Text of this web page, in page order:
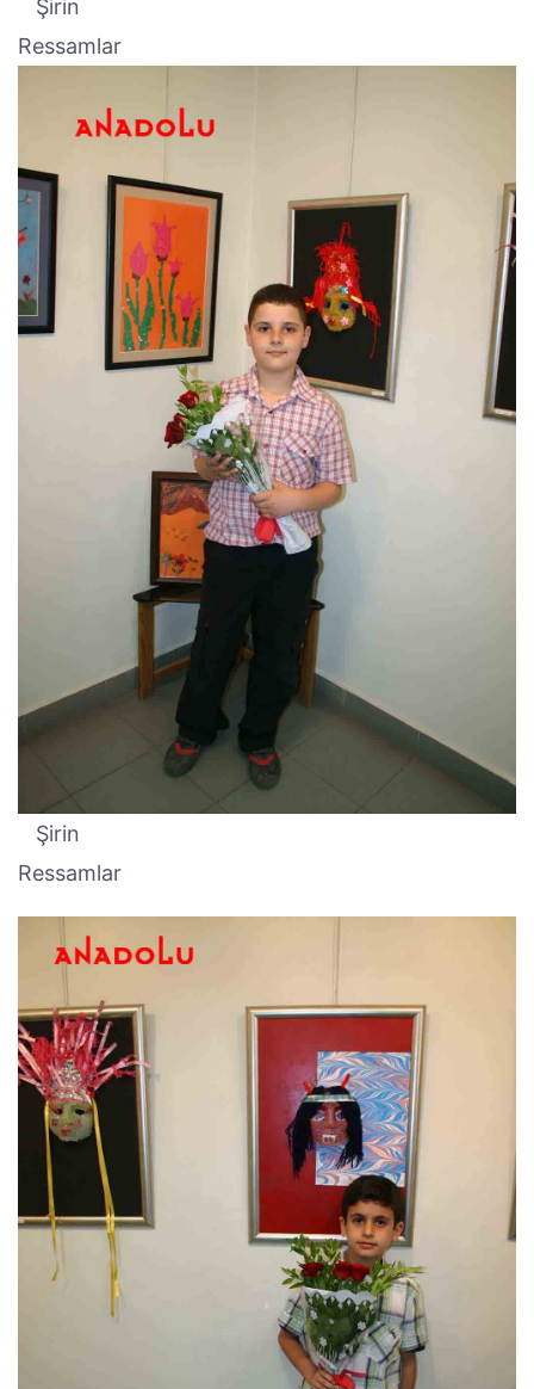
Şirin
Ressamlar
Şirin
Ressamlar